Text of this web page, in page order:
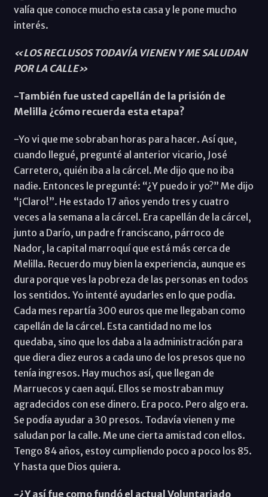
valía que conoce mucho esta casa y le pone mucho
interés.
«LOS RECLUSOS TODAVÍA VIENEN Y ME SALUDAN
POR LA CALLE»
-También fue usted capellán de la prisión de
Melilla ¿cómo recuerda esta etapa?
-Yo vi que me sobraban horas para hacer. Así que,
cuando llegué, pregunté al anterior vicario, José
Carretero, quién iba a la cárcel. Me dijo que no iba
nadie. Entonces le pregunté: “¿Y puedo ir yo?” Me dijo
“¡Claro!”. He estado 17 años yendo tres y cuatro
veces a la semana a la cárcel. Era capellán de la cárcel,
junto a Darío, un padre franciscano, párroco de
Nador, la capital marroquí que está más cerca de
Melilla. Recuerdo muy bien la experiencia, aunque es
dura porque ves la pobreza de las personas en todos
los sentidos. Yo intenté ayudarles en lo que podía.
Cada mes repartía 300 euros que me llegaban como
capellán de la cárcel. Esta cantidad no me los
quedaba, sino que los daba a la administración para
que diera diez euros a cada uno de los presos que no
tenía ingresos. Hay muchos así, que llegan de
Marruecos y caen aquí. Ellos se mostraban muy
agradecidos con ese dinero. Era poco. Pero algo era.
Se podía ayudar a 30 presos. Todavía vienen y me
saludan por la calle. Me une cierta amistad con ellos.
Tengo 84 años, estoy cumpliendo poco a poco los 85.
Y hasta que Dios quiera.
-¿Y así fue como fundó el actual Voluntariado